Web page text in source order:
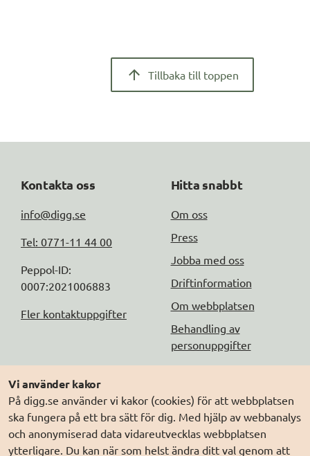
Vi använder kakor
På digg.se använder vi kakor (cookies) för att webbplatsen
ska fungera på ett bra sätt för dig. Med hjälp av webbanalys
och anonymiserad data vidareutvecklas webbplatsen
ytterligare. Du kan när som helst ändra ditt val genom att
Tillbaka till toppen
Kontakta oss
info@digg.se
Tel: 0771-11 44 00
Peppol-ID:
0007:2021006883
Fler kontaktuppgifter
Hitta snabbt
Om oss
Press
Jobba med oss
Driftinformation
Om webbplatsen
Behandling av
personuppgifter
Följ oss
DIGG på
Prenumerera på nyheter
DIGG på
LinkedIn
DIGG på
PressMachine
Elegitimation.se
Min myndighetspost